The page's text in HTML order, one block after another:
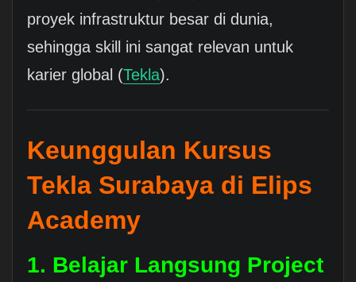
proyek infrastruktur besar di dunia,
sehingga skill ini sangat relevan untuk
karier global (Tekla).
Keunggulan Kursus
Tekla Surabaya di Elips
Academy
1. Belajar Langsung Project